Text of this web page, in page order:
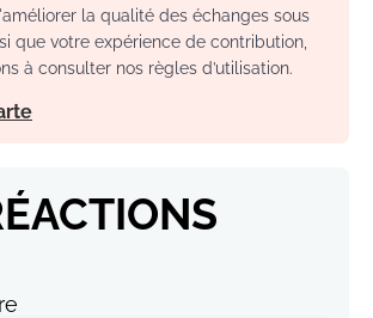
la qualité des échanges sous
que votre expérience de contribution,
à consulter nos règles d’utilisation.